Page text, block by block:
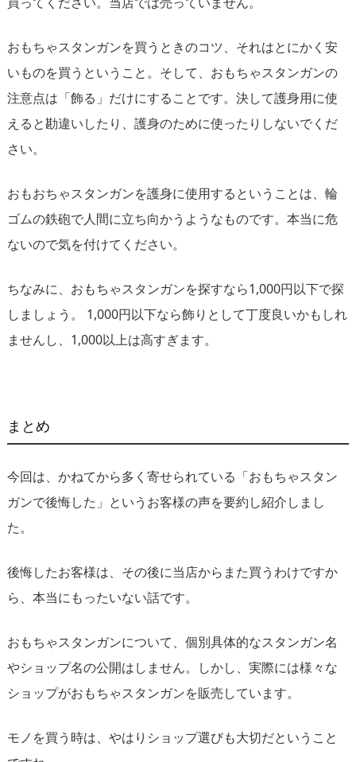
おもちゃスタンガンを買うときのコツ、それはとにかく安
いものを買うということ。そして、おもちゃスタンガンの
注意点は「飾る」だけにすることです。決して護身用に使
えると勘違いしたり、護身のために使ったりしないでくだ
さい。
おもおちゃスタンガンを護身に使用するということは、輪
ゴムの鉄砲で人間に立ち向かうようなものです。本当に危
ないので気を付けてください。
ちなみに、おもちゃスタンガンを探すなら1,000円以下で探
しましょう。 1,000円以下なら飾りとして丁度良いかもしれ
ませんし、1,000以上は高すぎます。
まとめ
今回は、かねてから多く寄せられている「おもちゃスタン
ガンで後悔した」というお客様の声を要約し紹介しまし
た。
後悔したお客様は、その後に当店からまた買うわけですか
ら、本当にもったいない話です。
おもちゃスタンガンについて、個別具体的なスタンガン名
やショップ名の公開はしません。しかし、実際には様々な
ショップがおもちゃスタンガンを販売しています。
モノを買う時は、やはりショップ選びも大切だということ